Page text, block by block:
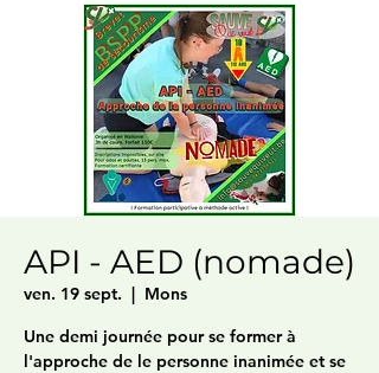
API - AED (nomade)
ven. 19 sept.
  |
Mons
Une demi journée pour se former à
l'approche de le personne inanimée et se